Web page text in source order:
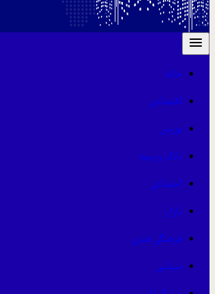
خانه
اقتصادی
بورس
بانک و بیمه
اجتماعی
بازار
فرهنگی هنری
سیاسی